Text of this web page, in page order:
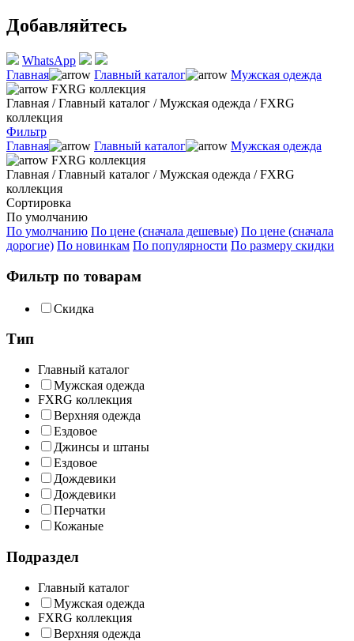
Добавляйтесь
WhatsApp
Главная
Главный каталог
Мужская одежда
FXRG коллекция
Главная /Главный каталог /Мужская одежда /FXRG
коллекция
Фильтр
Главная
Главный каталог
Мужская одежда
FXRG коллекция
Главная /Главный каталог /Мужская одежда /FXRG
коллекция
Сортировка
По умолчанию
По умолчанию По цене (сначала дешевые) По цене (сначала
дорогие) По новинкам По популярности По размеру скидки
Фильтр по товарам
Скидка
Тип
Главный каталог
Мужская одежда
FXRG коллекция
Верхняя одежда
Ездовое
Джинсы и штаны
Ездовое
Дождевики
Дождевики
Перчатки
Кожаные
Подраздел
Главный каталог
Мужская одежда
FXRG коллекция
Верхняя одежда